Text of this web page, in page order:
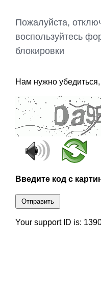
Пожалуйста,
воспользуйтесь
блокировки
Нам нужно
Введите код с
Отправить
Your support ID is: